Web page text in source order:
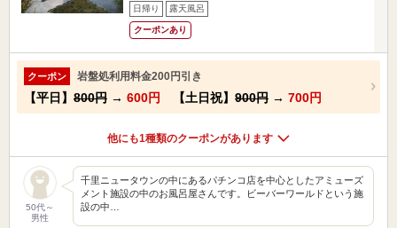
日帰り 露天風呂
クーポンあり
クーポン 岩盤処利用料金200円引き
【平日】 800円 → 600円 【土日祝】 900円 → 700円
他にも1種類のクーポンがあります
50代～
男性
千里ニュータウンの中にあるパチンコ店を中心としたアミューズ
メント施設の中のお風呂屋さんです。ビーバーワールドという施
設の中…